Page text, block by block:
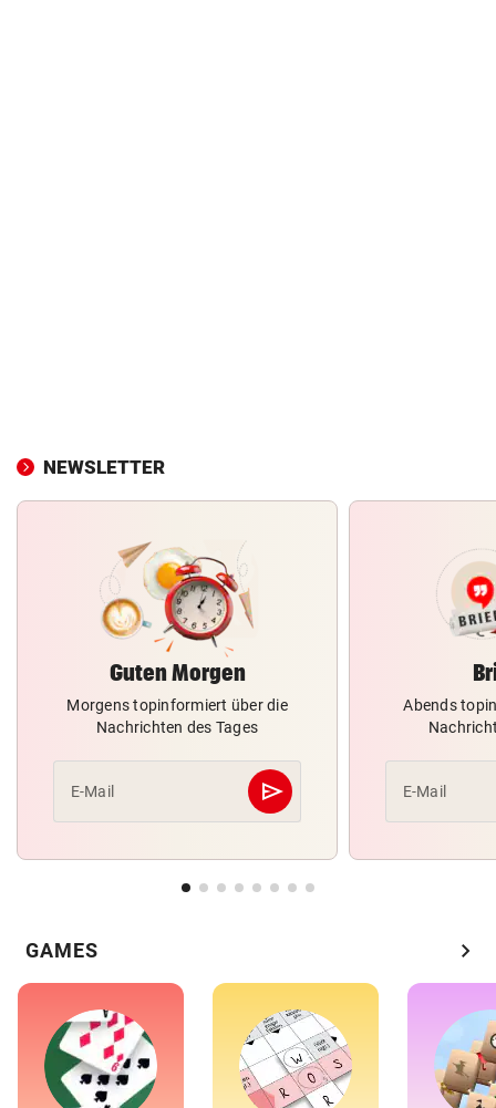
NEWSLETTER
Guten Morgen
Morgens topinformiert über die
Nachrichten des Tages
E-Mail send
Abschicken
Abends
E-Mail
GAMES chevron_right